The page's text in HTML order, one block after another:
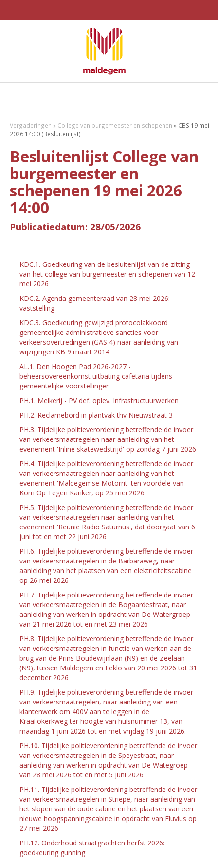
Vergaderingen » College van burgemeester en schepenen » CBS 19 mei
2026 14:00 (Besluitenlijst)
Besluitenlijst College van
burgemeester en
schepenen 19 mei 2026
14:00
Publicatiedatum: 28/05/2026
KDC.1. Goedkeuring van de besluitenlijst van de zitting
van het college van burgemeester en schepenen van 12
mei 2026
KDC.2. Agenda gemeenteraad van 28 mei 2026:
vaststelling
KDC.3. Goedkeuring gewijzigd protocolakkoord
gemeentelijke administratieve sancties voor
verkeersovertredingen (GAS 4) naar aanleiding van
wijzigingen KB 9 maart 2014
AL.1. Den Hoogen Pad 2026-2027 -
beheersovereenkomst uitbating cafetaria tijdens
gemeentelijke voorstellingen
PH.1. Melkerij - PV def. oplev. Infrastructuurwerken
PH.2. Reclamebord in plantvak thv Nieuwstraat 3
PH.3. Tijdelijke politieverordening betreffende de invoer
van verkeersmaatregelen naar aanleiding van het
evenement 'Inline skatewedstrijd' op zondag 7 juni 2026
PH.4. Tijdelijke politieverordening betreffende de invoer
van verkeersmaatregelen naar aanleiding van het
evenement 'Maldegemse Motorrit' ten voordele van
Kom Op Tegen Kanker, op 25 mei 2026
PH.5. Tijdelijke politieverordening betreffende de invoer
van verkeersmaatregelen naar aanleiding van het
evenement 'Reünie Radio Saturnus', dat doorgaat van 6
juni tot en met 22 juni 2026
PH.6. Tijdelijke politieverordening betreffende de invoer
van verkeersmaatregelen in de Barbaraweg, naar
aanleiding van het plaatsen van een elektriciteitscabine
op 26 mei 2026
PH.7. Tijdelijke politieverordening betreffende de invoer
van verkeersmaatregelen in de Bogaardestraat, naar
aanleiding van werken in opdracht van De Watergroep
van 21 mei 2026 tot en met 23 mei 2026
PH.8. Tijdelijke politieverordening betreffende de invoer
van verkeersmaatregelen in functie van werken aan de
brug van de Prins Boudewijnlaan (N9) en de Zeelaan
(N9), tussen Maldegem en Eeklo van 20 mei 2026 tot 31
december 2026
PH.9. Tijdelijke politieverordening betreffende de invoer
van verkeersmaatregelen, naar aanleiding van een
klantenwerk om 400V aan te leggen in de
Kraailokerkweg ter hoogte van huisnummer 13, van
maandag 1 juni 2026 tot en met vrijdag 19 juni 2026.
PH.10. Tijdelijke politieverordening betreffende de invoer
van verkeersmaatregelen in de Speyestraat, naar
aanleiding van werken in opdracht van De Wategroep
van 28 mei 2026 tot en met 5 juni 2026
PH.11. Tijdelijke politieverordening betreffende de invoer
van verkeersmaatregelen in Striepe, naar aanleiding van
het slopen van de oude cabine en het plaatsen van een
nieuwe hoogspanningscabine in opdracht van Fluvius op
27 mei 2026
PH.12. Onderhoud straatgrachten herfst 2026:
goedkeuring gunning